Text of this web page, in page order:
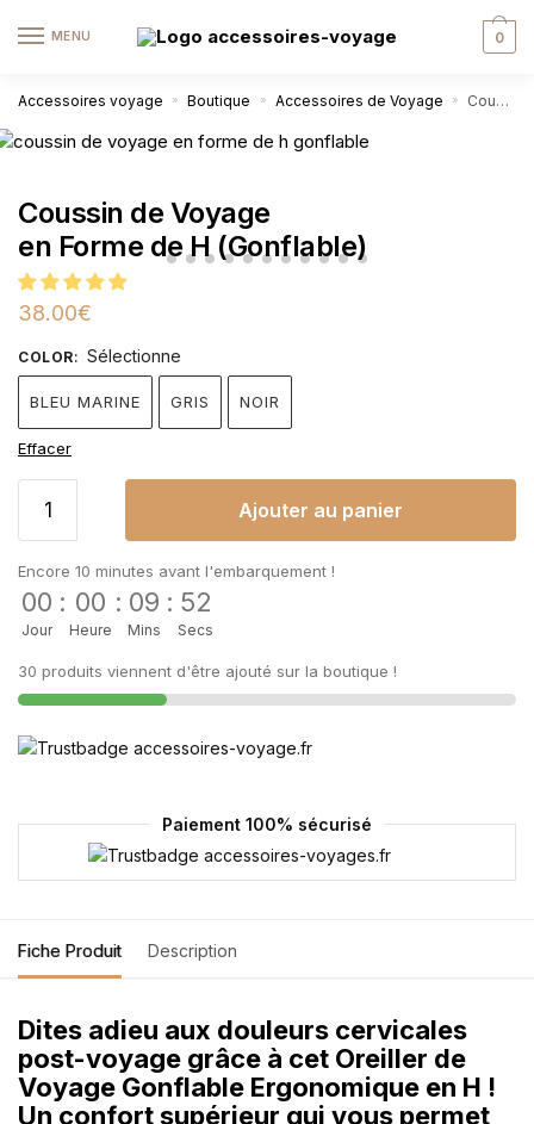
MENU 0
Accessoires voyage » Boutique » Accessoires de Voyage » Coussin de Voyage en Forme de H (Gonflable)
Coussin de Voyage
en Forme de H (Gonflable)
38.00€
COLOR: Sélectionne
BLEU MARINE GRIS NOIR
Effacer
Ajouter au panier
Encore 10 minutes avant l'embarquement !
00
Jour
: 00
Heure
: 09
Mins
: 52
Secs
30 produits viennent d'être ajouté sur la boutique !
Paiement 100% sécurisé
Fiche Produit Description
Dites adieu aux douleurs cervicales
post-voyage grâce à cet Oreiller de
Voyage Gonflable Ergonomique en H !
Un confort supérieur qui vous permet